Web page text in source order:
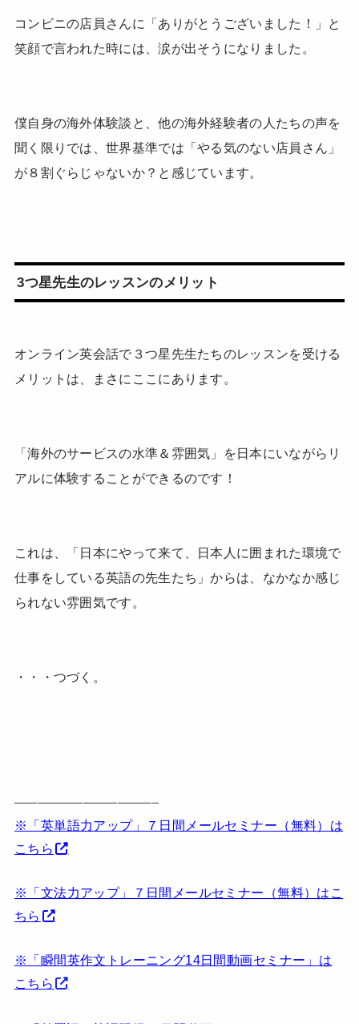
コンビニの店員さんに「ありがとうございました！」と
笑顔で言われた時には、涙が出そうになりました。
僕自身の海外体験談と、他の海外経験者の人たちの声を
聞く限りでは、世界基準では「やる気のない店員さん」
が８割ぐらじゃないか？と感じています。
3つ星先生のレッスンのメリット
オンライン英会話で３つ星先生たちのレッスンを受ける
メリットは、まさにここにあります。
「海外のサービスの水準＆雰囲気」を日本にいながらリ
アルに体験することができるのです！
これは、「日本にやって来て、日本人に囲まれた環境で
仕事をしている英語の先生たち」からは、なかなか感じ
られない雰囲気です。
・・・つづく。
————————————–
※「英単語力アップ」７日間メールセミナー（無料）は
こちら
※「文法力アップ」７日間メールセミナー（無料）はこ
ちら
※「瞬間英作文トレーニング14日間動画セミナー」は
こちら